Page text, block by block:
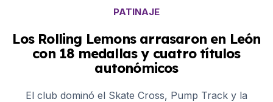
PATINAJE
Los Rolling Lemons arrasaron en León
con 18 medallas y cuatro títulos
autonómicos
El club dominó el Skate Cross, Pump Track y la